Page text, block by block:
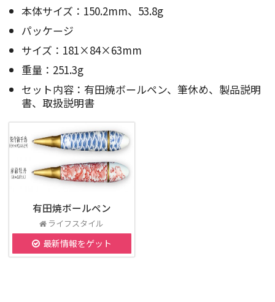
本体サイズ：150.2mm、53.8g
パッケージ
サイズ：181×84×63mm
重量：251.3g
セット内容：有田焼ボールペン、筆休め、製品説明
書、取扱説明書
有田焼ボールペン
ライフスタイル
最新情報をゲット